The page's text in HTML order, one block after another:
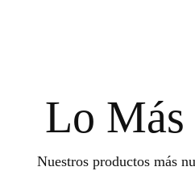
Lo Más
Nuestros productos más